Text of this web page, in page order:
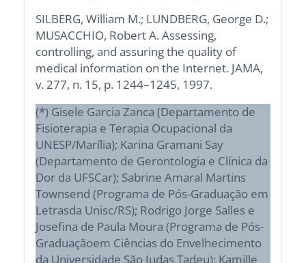
SILBERG, William M.; LUNDBERG, George D.;
MUSACCHIO, Robert A. Assessing,
controlling, and assuring the quality of
medical information on the Internet. JAMA,
v. 277, n. 15, p. 1244–1245, 1997.
(*) Gisele Garcia Zanca (Departamento de
Fisioterapia e Terapia Ocupacional da
UNESP/Marília); Karina Gramani Say
(Departamento de Gerontologia e Clínica da
Dor da UFSCar); Sabrine Amaral Martins
Townsend (Programa de Pós-Graduação em
Letrasda Unisc/RS); Rodrigo Jorge Salles e
Josefina de Paula Moura (Programa de Pós-
Graduaçãoem Ciências do Envelhecimento
da Universidade São Judas Tadeu); Kamille